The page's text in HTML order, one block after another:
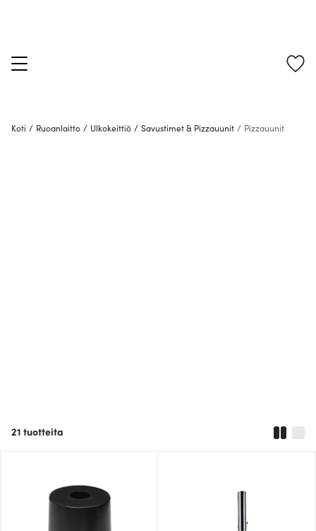
Koti / Ruoanlaitto / Ulkokeittiö / Savustimet & Pizzauunit / Pizzauunit
21 tuotteita